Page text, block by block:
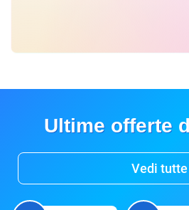
Ultime offerte
Vedi tutte